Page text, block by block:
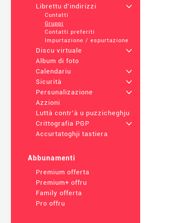
Librettu d'indirizzi
+
Cuntatti
Gruppi
Contatti preferiti
Impurtazione / espurtazione
Discu virtuale
+
Album di foto
Calendariu
+
Sicurità
+
Persunalizazione
+
Azzioni
Luttà contr'à u puzzicheghju
Crittografia PGP
+
Accurtatoghji tastiera
Abbunamenti
Premium offerta
Premium+ offru
Family offerta
Pro offru